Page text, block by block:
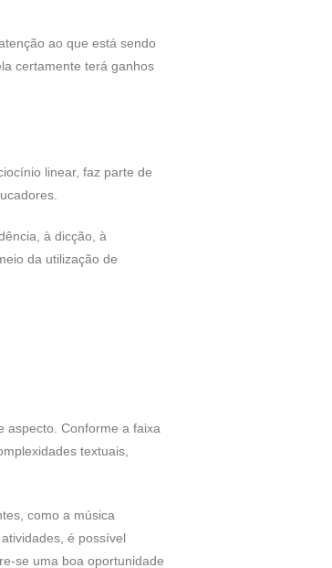
ao que está sendo
certamente terá ganhos
linear, faz parte de
à dicção, à
da utilização de
aspecto. Conforme a faixa
textuais,
como a música
é possível
se uma boa oportunidade